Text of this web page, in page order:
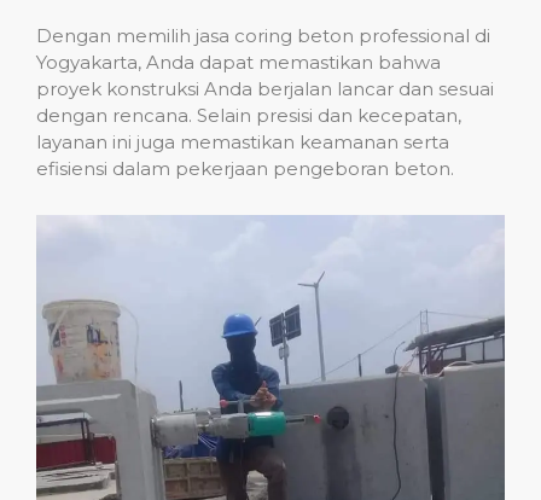
Dengan memilih jasa coring beton professional di
Yogyakarta, Anda dapat memastikan bahwa
proyek konstruksi Anda berjalan lancar dan sesuai
dengan rencana. Selain presisi dan kecepatan,
layanan ini juga memastikan keamanan serta
efisiensi dalam pekerjaan pengeboran beton.